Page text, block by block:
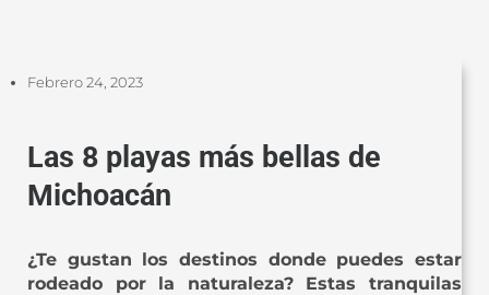
Febrero 24, 2023
Las 8 playas más bellas de
Michoacán
¿Te gustan los destinos donde puedes estar
rodeado por la naturaleza? Estas tranquilas